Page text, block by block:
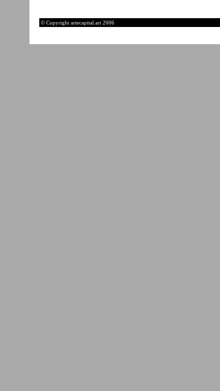
© Copyright artecapital.art 2006